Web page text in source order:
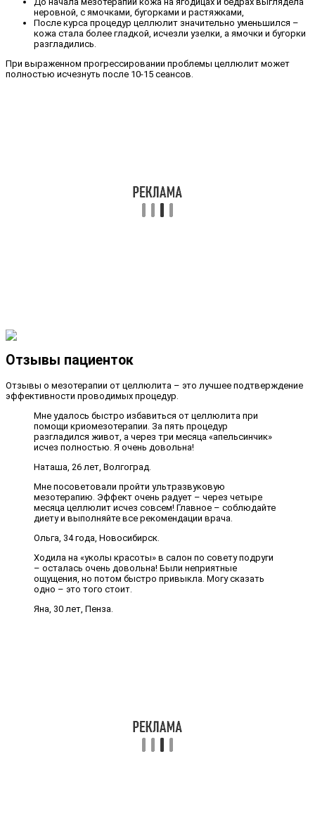
неровной, с ямочками, бугорками и растяжками,
После курса процедур целлюлит значительно уменьшился –
кожа стала более гладкой, исчезли узелки, а ямочки и бугорки
разгладились.
При выраженном прогрессировании проблемы целлюлит может
полностью исчезнуть после 10-15 сеансов.
Отзывы пациенток
Отзывы о мезотерапии от целлюлита – это лучшее подтверждение
эффективности проводимых процедур.
Мне удалось быстро избавиться от целлюлита при
помощи криомезотерапии. За пять процедур
разгладился живот, а через три месяца «апельсинчик»
исчез полностью. Я очень довольна!
Наташа, 26 лет, Волгоград.
Мне посоветовали пройти ультразвуковую
мезотерапию. Эффект очень радует – через четыре
месяца целлюлит исчез совсем! Главное – соблюдайте
диету и выполняйте все рекомендации врача.
Ольга, 34 года, Новосибирск.
Ходила на «уколы красоты» в салон по совету подруги
– осталась очень довольна! Были неприятные
ощущения, но потом быстро привыкла. Могу сказать
одно – это того стоит.
Яна, 30 лет, Пенза.